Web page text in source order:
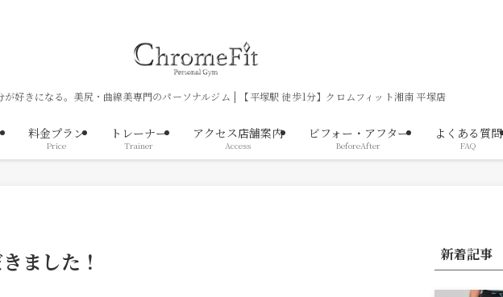
が好きになる。美尻・曲線美専門のパーソナルジム | 【平塚駅 徒歩1分】クロムフィット湘南 平塚店
料金プラン
Price
トレーナー
Trainer
アクセス店舗案内
Access
ビフォー・アフター
BeforeAfter
よくある質問
FAQ
ました！ 新着記事